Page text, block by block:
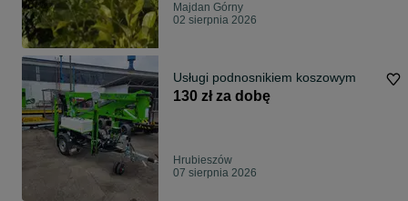
Majdan Górny
02 sierpnia 2026
Usługi podnosnikiem koszowym
130 zł za dobę
Hrubieszów
07 sierpnia 2026